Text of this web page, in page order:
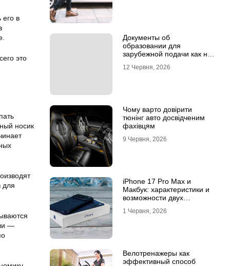
его в
это
носик
для
—
Документы об
образовании для
зарубежной подачи как не
апостиле
12 Червня, 2026
Чому варто довірити
тюнінг авто досвідченим
фахівцям
9 Червня, 2026
iPhone 17 Pro Max и
Макбук: характеристики и
возможности двух
1 Червня, 2026
Велотренажеры как
эффективный способ